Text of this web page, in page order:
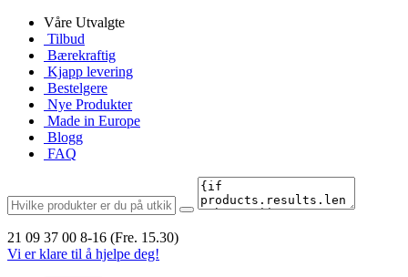
Våre Utvalgte
Tilbud
Bærekraftig
Kjapp levering
Bestelgere
Nye Produkter
Made in Europe
Blogg
FAQ
21 09 37 00 8-16 (Fre. 15.30)
Vi er klare til å hjelpe deg!